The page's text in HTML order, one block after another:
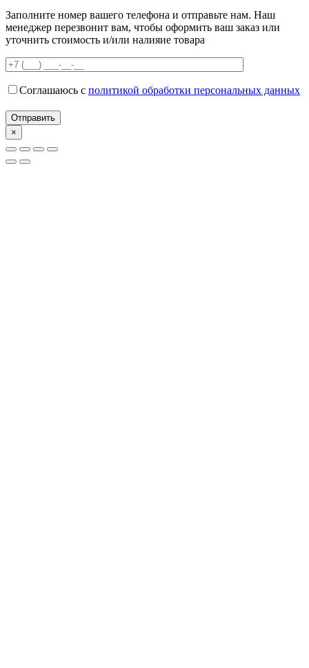
Заполните номер вашего телефона и отправьте нам. Наш
менеджер перезвонит вам, чтобы оформить ваш заказ или
уточнить стоимость и/или налияие товара
Соглашаюсь с политикой обработки персональных данных
×